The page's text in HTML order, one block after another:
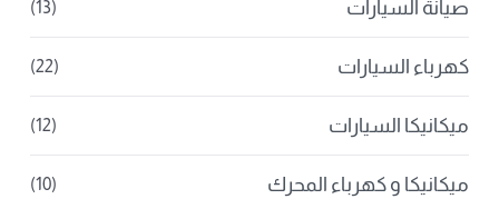
صيانة السيارات (13)
كهرباء السيارات (22)
ميكانيكا السيارات (12)
ميكانيكا و كهرباء المحرك (10)